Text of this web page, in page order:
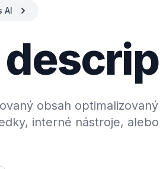
AI
obsah
interné nástroje, alebo